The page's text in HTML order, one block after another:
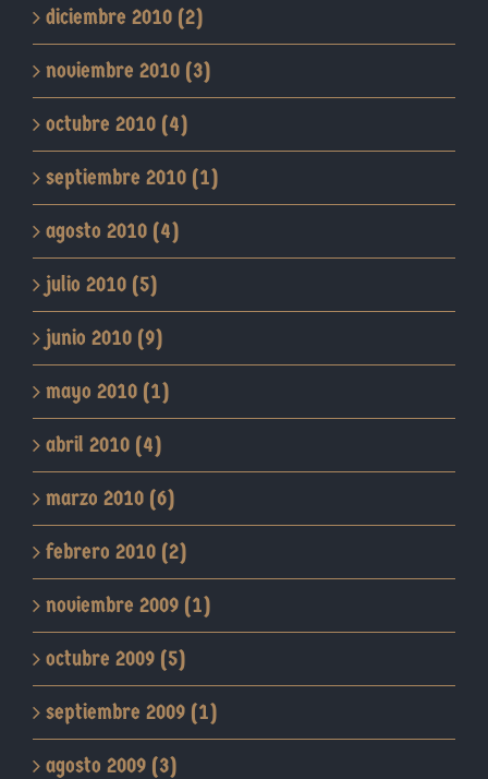
diciembre 2010 (2)
noviembre 2010 (3)
octubre 2010 (4)
septiembre 2010 (1)
agosto 2010 (4)
julio 2010 (5)
junio 2010 (9)
mayo 2010 (1)
abril 2010 (4)
marzo 2010 (6)
febrero 2010 (2)
noviembre 2009 (1)
octubre 2009 (5)
septiembre 2009 (1)
agosto 2009 (3)